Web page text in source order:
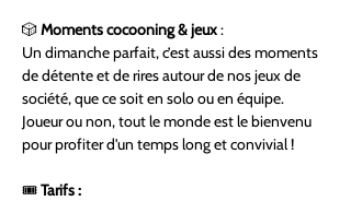
🎲 Moments cocooning & jeux :
Un dimanche parfait, c’est aussi des moments
de détente et de rires autour de nos jeux de
société, que ce soit en solo ou en équipe.
Joueur ou non, tout le monde est le bienvenu
pour profiter d'un temps long et convivial !
🎟 Tarifs :